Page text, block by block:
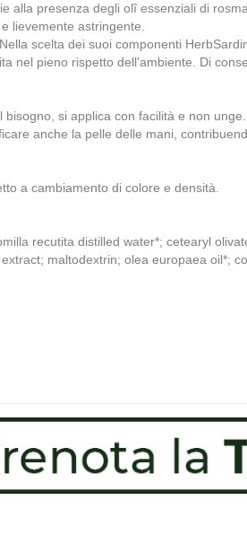
alla presenza degli olî essenziali di
lievemente astringente.
scelta dei suoi componenti
nel pieno rispetto dell'ambiente. Di
si applica con facilità e non
anche la pelle delle mani,
a cambiamento di colore e densità.
recutita distilled water*; cetearyl
maltodextrin; olea europaea oil*;